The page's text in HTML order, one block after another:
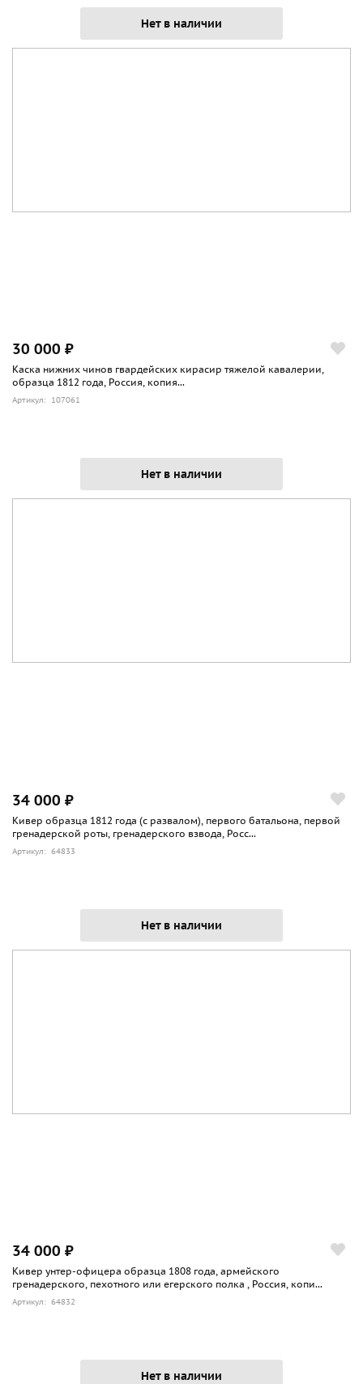
Нет в наличии
30 000 ₽
Каска нижних чинов гвардейских кирасир тяжелой кавалерии,
образца 1812 года, Россия, копия...
Артикул: 107061
Нет в наличии
34 000 ₽
Кивер образца 1812 года (с развалом), первого батальона, первой
гренадерской роты, гренадерского взвода, Росс...
Артикул: 64833
Нет в наличии
34 000 ₽
Кивер унтер-офицера образца 1808 года, армейского
гренадерского, пехотного или егерского полка , Россия, копи...
Артикул: 64832
Нет в наличии